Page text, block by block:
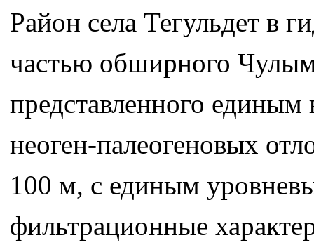
Район села Тегульдет в
частью обширного
представленного
неоген-палеогеновых
100 м, с единым
фильтрационные